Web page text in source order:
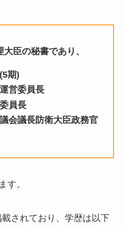
臣の秘書であり、
期)
営委員長
員長
会議長防衛大臣政務官
す。
されており、学歴は以下